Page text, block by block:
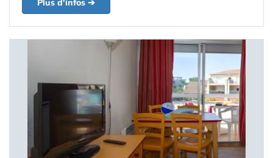
Plus d'infos ➔